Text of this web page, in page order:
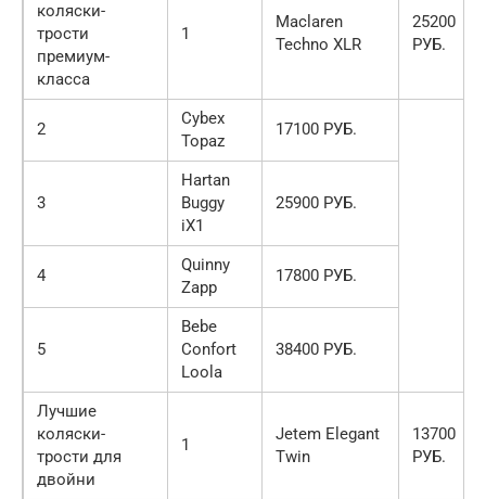
коляски-
трости
премиум-
класса
1
Maclaren
Techno XLR
25200
РУБ.
2
Cybex
Topaz
17100 РУБ.
3
Hartan
Buggy
iX1
25900 РУБ.
4
Quinny
Zapp
17800 РУБ.
5
Bebe
Confort
Loola
38400 РУБ.
Лучшие
коляски-
трости для
двойни
1
Jetem Elegant
Twin
13700
РУБ.